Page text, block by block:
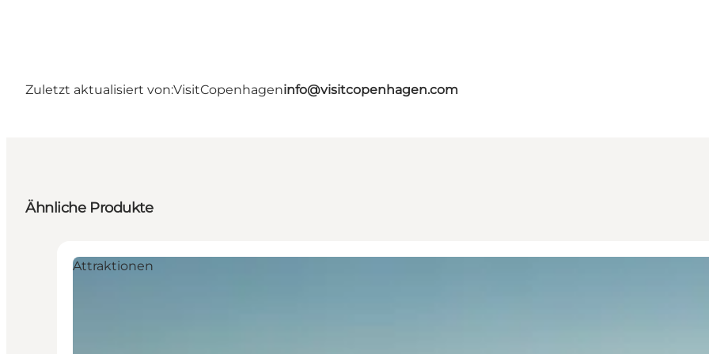
Zuletzt aktualisiert von:VisitCopenhageninfo@visitcopenhagen.com
Ähnliche Produkte
Attraktionen